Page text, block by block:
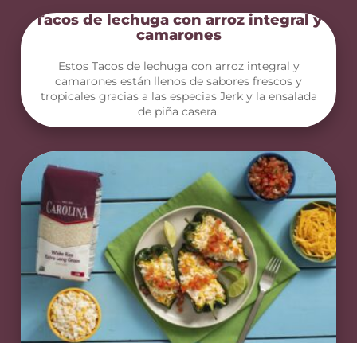
Tacos de lechuga con arroz integral y
camarones
Estos Tacos de lechuga con arroz integral y
camarones están llenos de sabores frescos y
tropicales gracias a las especias Jerk y la ensalada
de piña casera.